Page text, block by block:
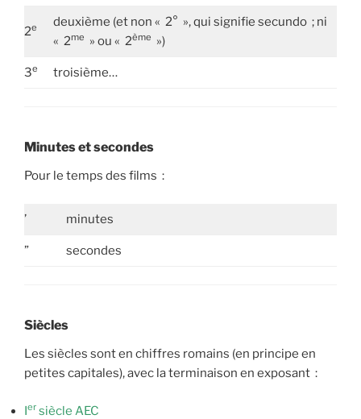
2e
deuxième (et non « 2° », qui signifie secundo ; ni
« 2me » ou « 2ème »)
3e troisième…
Minutes et secondes
Pour le temps des films :
’ minutes
” secondes
Siècles
Les siècles sont en chiffres romains (en principe en
petites capitales), avec la terminaison en exposant :
Ier siècle AEC